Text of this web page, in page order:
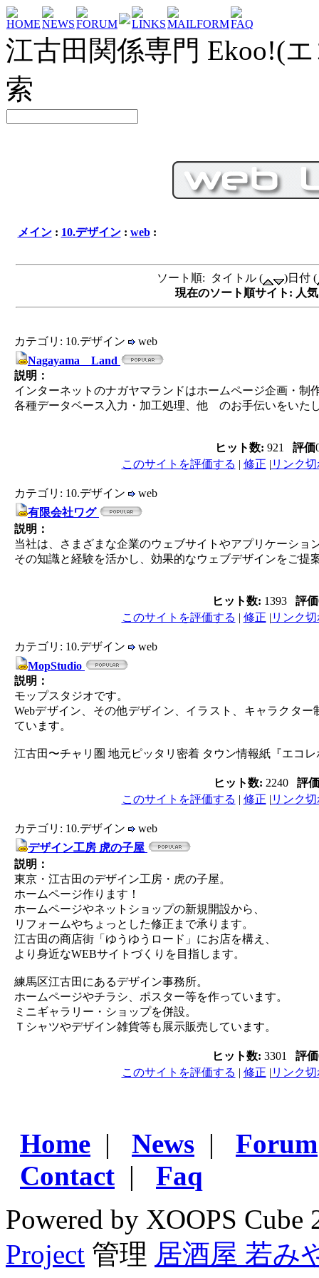
HOMENEWSFORUM LINKSMAILFORMFAQ
江古田関係専門 Ekoo!(
索
メイン: 10.デザイン: web:
ソート順: タイトル (
)日付 (
現在のソート順サイト: 人
カテゴリ: 10.デザイン
web
Nagayama Land
説明：
インターネットのナガヤマランドはホームページ企画・制
各種データベース入力・加工処理、他 のお手伝いをいた
ヒット数: 921 評価
このサイトを評価する | 修正 | リンク
カテゴリ: 10.デザイン
web
有限会社ワグ
説明：
当社は、さまざまな企業のウェブサイトやアプリケーショ
その知識と経験を活かし、効果的なウェブデザインをご提
ヒット数: 1393 評価
このサイトを評価する | 修正 | リンク
カテゴリ: 10.デザイン
web
MopStudio
説明：
モップスタジオです。
Webデザイン、その他デザイン、イラスト、キャラクタ
ています。
江古田〜チャリ圏 地元ピッタリ密着 タウン情報紙『エコ
ヒット数: 2240
評価
このサイトを評価する | 修正 | リンク
カテゴリ: 10.デザイン
web
デザイン工房 虎の子屋
説明：
東京・江古田のデザイン工房・虎の子屋。
ホームページ作ります！
ホームページやネットショップの新規開設から、
リフォームやちょっとした修正まで承ります。
江古田の商店街「ゆうゆうロード」にお店を構え、
より身近なWEBサイトづくりを目指します。
練馬区江古田にあるデザイン事務所。
ホームページやチラシ、ポスター等を作っています。
ミニギャラリー・ショップを併設。
Ｔシャツやデザイン雑貨等も展示販売しています。
ヒット数: 3301 評価
このサイトを評価する | 修正 | リンク
Home | News | Forum
Contact | Faq
Powered by XOOPS
Project 管理 居酒屋 若み